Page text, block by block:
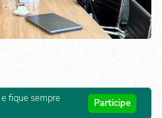
e fique sempre
Participe